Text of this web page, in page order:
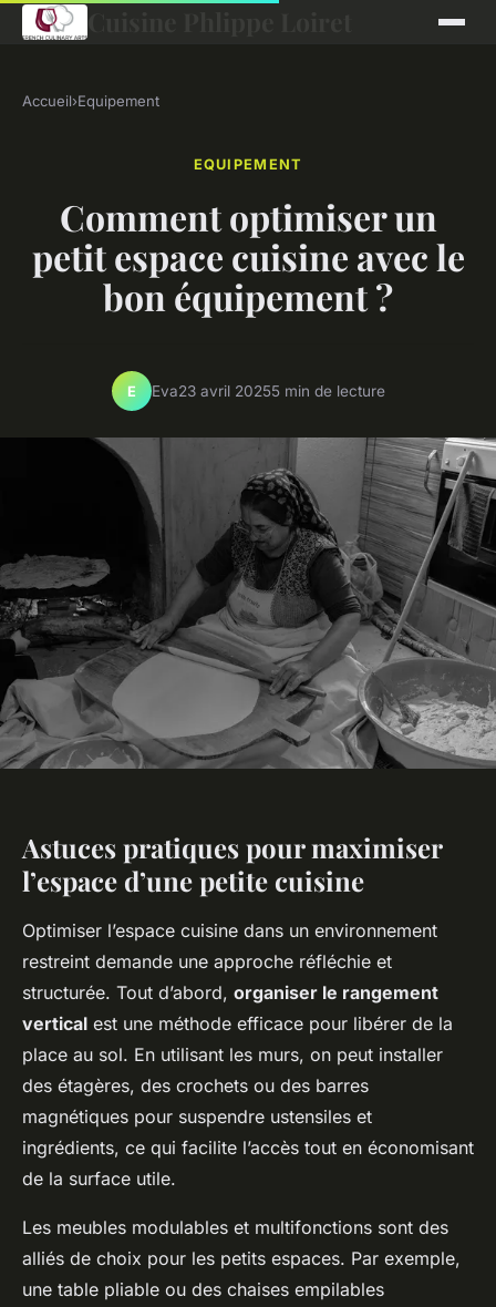
Accueil›Equipement
EQUIPEMENT
Comment optimiser un
petit espace cuisine avec le
bon équipement ?
E Eva23 avril 20255 min de lecture
Astuces pratiques pour maximiser
l’espace d’une petite cuisine
Optimiser l’espace cuisine dans un environnement
restreint demande une approche réfléchie et
structurée. Tout d’abord, organiser le rangement
vertical est une méthode efficace pour libérer de la
place au sol. En utilisant les murs, on peut installer
des étagères, des crochets ou des barres
magnétiques pour suspendre ustensiles et
ingrédients, ce qui facilite l’accès tout en économisant
de la surface utile.
Les meubles modulables et multifonctions sont des
alliés de choix pour les petits espaces. Par exemple,
une table pliable ou des chaises empilables